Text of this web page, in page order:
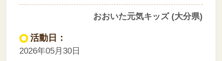
おおいた元気キッズ (大分県)
活動日：
2026年05月30日